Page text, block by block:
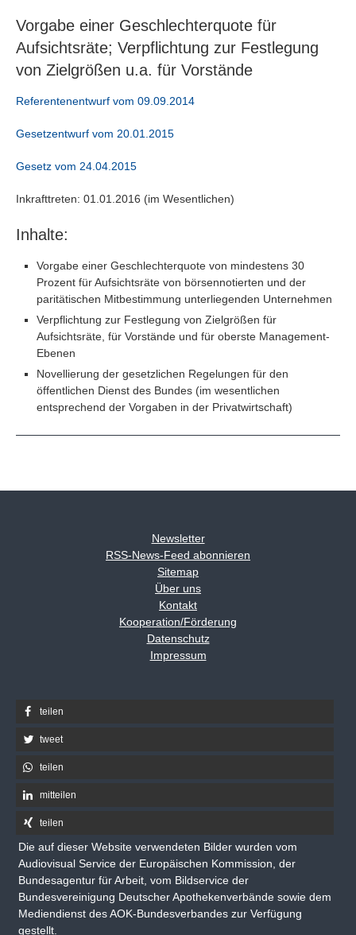
Vorgabe einer Geschlechterquote für
Aufsichtsräte; Verpflichtung zur Festlegung
von Zielgrößen u.a. für Vorstände
Referentenentwurf vom 09.09.2014
Gesetzentwurf vom 20.01.2015
Gesetz vom 24.04.2015
Inkrafttreten: 01.01.2016 (im Wesentlichen)
Inhalte:
Vorgabe einer Geschlechterquote von mindestens 30
Prozent für Aufsichtsräte von börsennotierten und der
paritätischen Mitbestimmung unterliegenden Unternehmen
Verpflichtung zur Festlegung von Zielgrößen für
Aufsichtsräte, für Vorstände und für oberste Management-
Ebenen
Novellierung der gesetzlichen Regelungen für den
öffentlichen Dienst des Bundes (im wesentlichen
entsprechend der Vorgaben in der Privatwirtschaft)
Newsletter
RSS-News-Feed abonnieren
Sitemap
Über uns
Kontakt
Kooperation/Förderung
Datenschutz
Impressum
teilen
tweet
teilen
mitteilen
teilen
Die auf dieser Website verwendeten Bilder wurden vom
Audiovisual Service der Europäischen Kommission, der
Bundesagentur für Arbeit, vom Bildservice der
Bundesvereinigung Deutscher Apothekenverbände sowie dem
Mediendienst des AOK-Bundesverbandes zur Verfügung
gestellt.